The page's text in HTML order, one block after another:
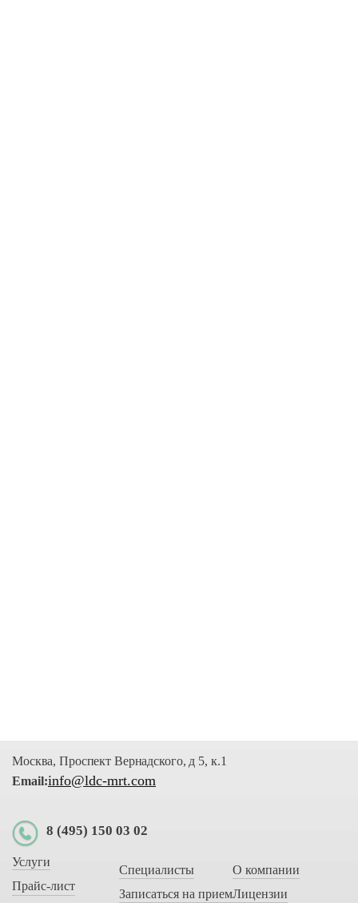
Услуги
Прайс-лист
Специалисты
Записаться на прием
О компании
Лицензии
Москва, Проспект Вернадского, д 5, к.1
Email:info@ldc-mrt.com
8 (495) 150 03 02